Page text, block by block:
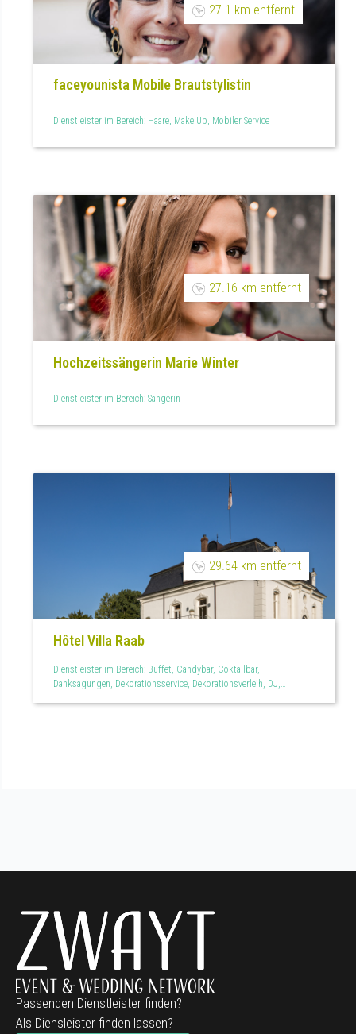
27.1 km entfernt
faceyounista Mobile Brautstylistin
Dienstleister im Bereich: Haare, Make Up, Mobiler Service
27.16 km entfernt
Hochzeitssängerin Marie Winter
Dienstleister im Bereich: Sängerin
29.64 km entfernt
Hôtel Villa Raab
Dienstleister im Bereich: Buffet, Candybar, Coktailbar,
Danksagungen, Dekorationsservice, Dekorationsverleih, DJ,
Passenden Dienstleister finden?
Als Diensleister finden lassen?